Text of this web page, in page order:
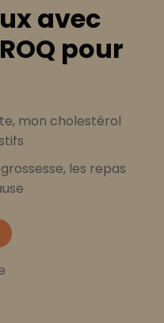
avec
pour
mon cholestérol
les repas